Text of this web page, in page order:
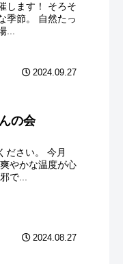
します！ そろそ
季節。 自然たっ
...
2024.09.27
の会
ださい。 今月
やかな温度が心
で...
2024.08.27